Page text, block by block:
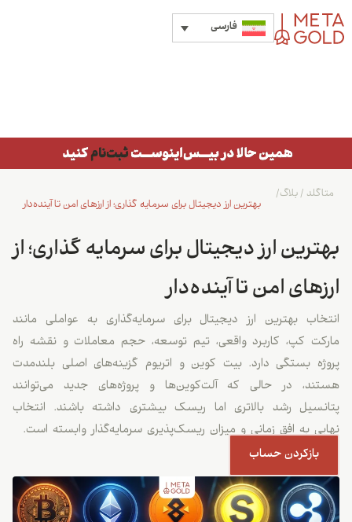
فارسی
بهترین ارز دیجیتال برای سرمایه گذاری؛ از ارزهای امن تا آینده‌دار
متاگلد /بلاگ/
بهترین ارز دیجیتال برای سرمایه گذاری؛ از
ارزهای امن تا آینده‌دار
انتخاب بهترین ارز دیجیتال برای سرمایه‌گذاری به عواملی مانند
مارکت کپ، کاربرد واقعی، تیم توسعه، حجم معاملات و نقشه راه
پروژه بستگی دارد. بیت کوین و اتریوم گزینه‌های اصلی بلندمدت
هستند، در حالی که آلت‌کوین‌ها و پروژه‌های جدید می‌توانند
پتانسیل رشد بالاتری اما ریسک بیشتری داشته باشند. انتخاب
نهایی به افق زمانی و میزان ریسک‌پذیری سرمایه‌گذار وابسته است.
بازکردن حساب